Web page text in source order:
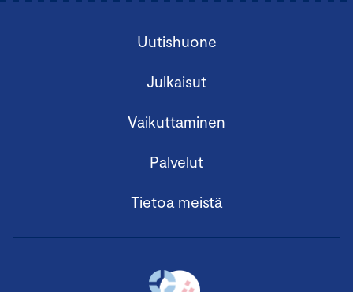
Uutishuone
Julkaisut
Vaikuttaminen
Palvelut
Tietoa meistä